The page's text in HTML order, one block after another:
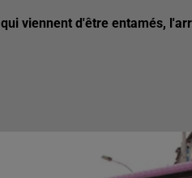
viennent d'être entamés,